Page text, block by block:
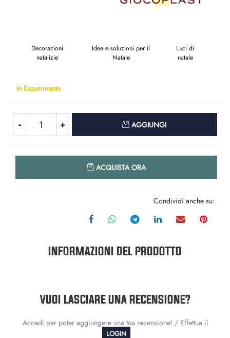
Decorazioni
natalizie
Idee e soluzioni per il
Natale
Luci di
natale
In Esaurimento
AGGIUNGI
ACQUISTA ORA
Condividi anche su:
INFORMAZIONI DEL PRODOTTO
VUOI LASCIARE UNA RECENSIONE?
Accedi per poter aggiungere una tua recensione! / Effettua il
LOGIN